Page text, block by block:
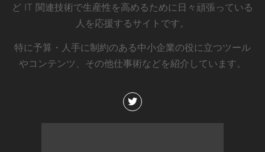
ど IT 関連技術で生産性を高めるために日々頑張っている
人を応援するサイトです。
特に予算・人手に制約のある中小企業の役に立つツール
やコンテンツ、その他仕事術などを紹介しています。